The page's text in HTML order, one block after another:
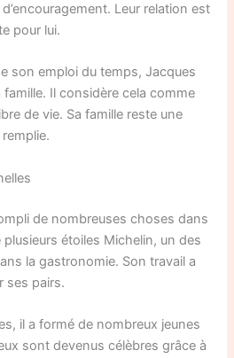
Leur relation est
pour lui.
son emploi du temps, Jacques
Il considère cela comme
de vie. Sa famille reste une
de nombreuses choses dans
étoiles Michelin, un des
la gastronomie. Son travail a
ses pairs.
il a formé de nombreux jeunes
sont devenus célèbres grâce à